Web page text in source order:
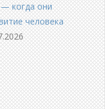
когда они
человека